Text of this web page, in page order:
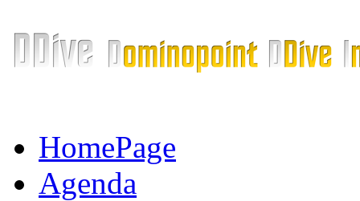
HomePage
Agenda